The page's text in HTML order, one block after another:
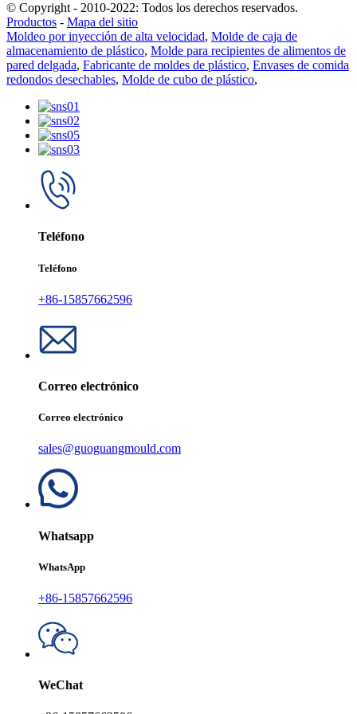
© Copyright - 2010-2022: Todos los derechos reservados.
Productos - Mapa del sitio
Moldeo por inyección de alta velocidad, Molde de caja de
almacenamiento de plástico, Molde para recipientes de alimentos de
pared delgada, Fabricante de moldes de plástico, Envases de comida
redondos desechables, Molde de cubo de plástico,
Teléfono
Teléfono
+86-15857662596
Correo electrónico
Correo electrónico
sales@guoguangmould.com
Whatsapp
WhatsApp
+86-15857662596
WeChat